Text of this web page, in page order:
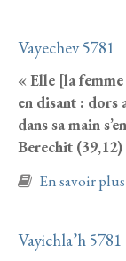
Vayechev 5781
« Elle [la
en disant : dors
dans sa main
Berechit (39,12)
En savoir plus
Vayichla’h 5781